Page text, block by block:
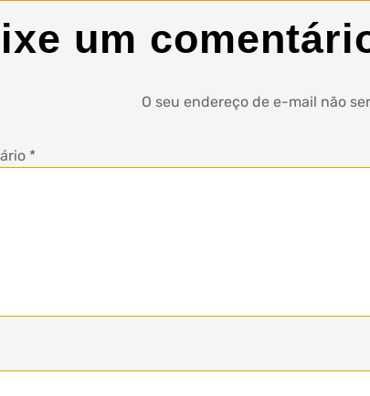
um
O seu endereço de e-mail não
*